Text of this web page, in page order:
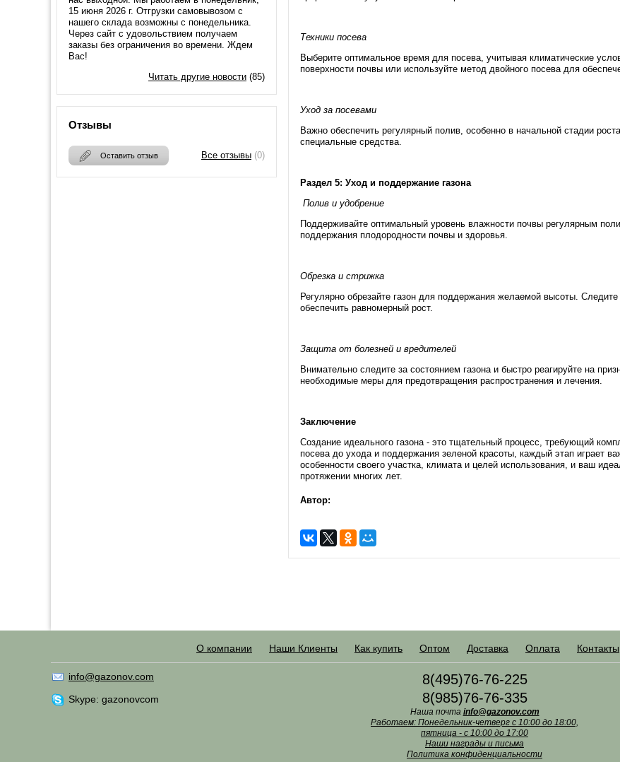
15 июня 2026 г. Отгрузки самовывозом с
нашего склада возможны с понедельника.
Через сайт с удовольствием получаем
заказы без ограничения во времени. Ждем
Вас!
Читать другие новости (85)
Отзывы
Оставить отзыв Все отзывы (0)
Техники посева
Выберите оптимальное время для посева, учитывая климатические
поверхности почвы или используйте метод двойного посева для
Уход за посевами
Важно обеспечить регулярный полив, особенно в начальной стадии
специальные средства.
Раздел 5: Уход и поддержание газона
Полив и удобрение
Поддерживайте оптимальный уровень влажности почвы регулярным
поддержания плодородности почвы и здоровья.
Обрезка и стрижка
Регулярно обрезайте газон для поддержания желаемой высоты.
обеспечить равномерный рост.
Защита от болезней и вредителей
Внимательно следите за состоянием газона и быстро реагируйте на
необходимые меры для предотвращения распространения и лечения.
Заключение
Создание идеального газона - это тщательный процесс, требующий
посева до ухода и поддержания зеленой красоты, каждый этап играет
особенности своего участка, климата и целей использования, и ваш
протяжении многих лет.
Автор:
О компании Наши Клиенты Как купить Оптом Доставка Оплата Контакты
info@gazonov.com
Skype: gazonovcom
8(495)76-76-225
8(985)76-76-335
Наша почта info@gazonov.com
Работаем: Понедельник-четверг с 10:00 до 18:00,
пятница - с 10:00 до 17:00
Наши награды и письма
Политика конфиденциальности